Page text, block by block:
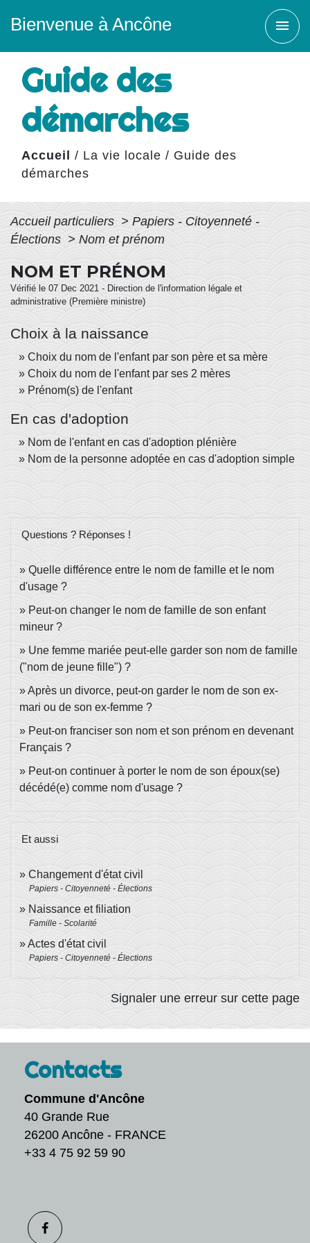
Bienvenue à Ancône menu
Guide des
démarches
Accueil / La vie locale / Guide des
démarches
Accueil particuliers > Papiers - Citoyenneté -
Élections > Nom et prénom
NOM ET PRÉNOM
Vérifié le 07 Dec 2021 - Direction de l'information légale et
administrative (Première ministre)
Choix à la naissance
Choix du nom de l'enfant par son père et sa mère
Choix du nom de l'enfant par ses 2 mères
Prénom(s) de l'enfant
En cas d'adoption
Nom de l'enfant en cas d'adoption plénière
Nom de la personne adoptée en cas d'adoption simple
Questions ? Réponses !
Quelle différence entre le nom de famille et le nom
d'usage ?
Peut-on changer le nom de famille de son enfant
mineur ?
Une femme mariée peut-elle garder son nom de famille
("nom de jeune fille") ?
Après un divorce, peut-on garder le nom de son ex-
mari ou de son ex-femme ?
Peut-on franciser son nom et son prénom en devenant
Français ?
Peut-on continuer à porter le nom de son époux(se)
décédé(e) comme nom d'usage ?
Et aussi
Changement d'état civil
Papiers - Citoyenneté - Élections
Naissance et filiation
Famille - Scolarité
Actes d'état civil
Papiers - Citoyenneté - Élections
Signaler une erreur sur cette page
Contacts
Commune d'Ancône
40 Grande Rue
26200 Ancône - FRANCE
+33 4 75 92 59 90